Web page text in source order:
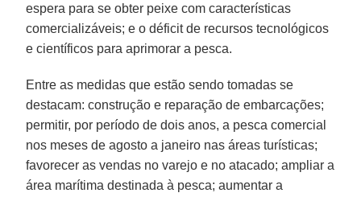
espera para se obter peixe com características
comercializáveis; ​​e o déficit de recursos tecnológicos
e científicos para aprimorar a pesca.
Entre as medidas que estão sendo tomadas se
destacam: construção e reparação de embarcações;
permitir, por período de dois anos, a pesca comercial
nos meses de agosto a janeiro nas áreas turísticas;
favorecer as vendas no varejo e no atacado; ampliar a
área marítima destinada à pesca; aumentar a